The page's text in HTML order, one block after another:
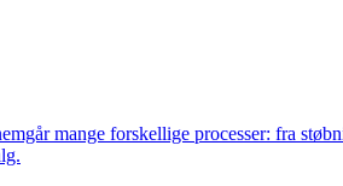
mange forskellige processer: fra